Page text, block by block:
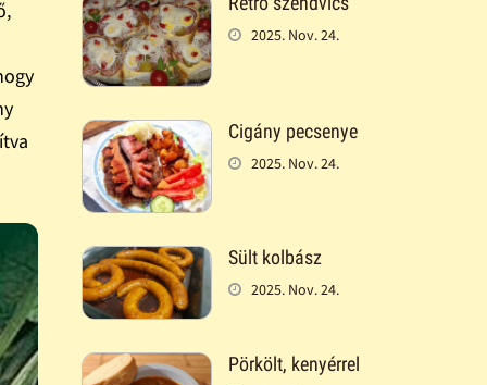
2025. Nov. 24.
Cigány pecsenye
2025. Nov. 24.
Sült kolbász
2025. Nov. 24.
Pörkölt, kenyérrel